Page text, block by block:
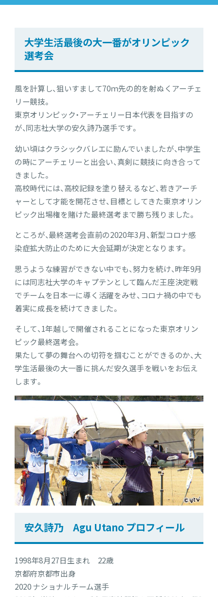
大学生活最後の大一番がオリンピック
選考会
風を計算し、狙いすまして70ｍ先の的を射ぬくアーチェ
リー競技。
東京オリンピック・アーチェリー日本代表を目指すの
が、同志社大学の安久詩乃選手です。
幼い頃はクラシックバレエに励んでいましたが、中学生
の時にアーチェリーと出会い、真剣に競技に向き合って
きました。
高校時代には、高校記録を塗り替えるなど、若きアーチ
ャーとして才能を開花させ、目標としてきた東京オリン
ピック出場権を賭けた最終選考まで勝ち残りました。
ところが、最終選考会直前の2020年3月、新型コロナ感
染症拡大防止のために大会延期が決定となります。
思うような練習ができない中でも、努力を続け、昨年9月
には同志社大学のキャプテンとして臨んだ王座決定戦
でチームを日本一に導く活躍をみせ、コロナ禍の中でも
着実に成長を続けてきました。
そして、1年越しで開催されることになった東京オリン
ピック最終選考会。
果たして夢の舞台への切符を掴むことができるのか、大
学生活最後の大一番に挑んだ安久選手を戦いをお伝え
します。
安久詩乃 Agu Utano プロフィール
1998年8月27日生まれ 22歳
京都府京都市出身
2020 ナショナルチーム選手